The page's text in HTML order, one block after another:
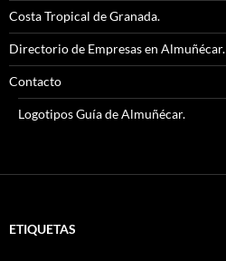
Costa Tropical de Granada.
Directorio de Empresas en Almuñécar.
Contacto
Logotipos Guía de Almuñécar.
ETIQUETAS